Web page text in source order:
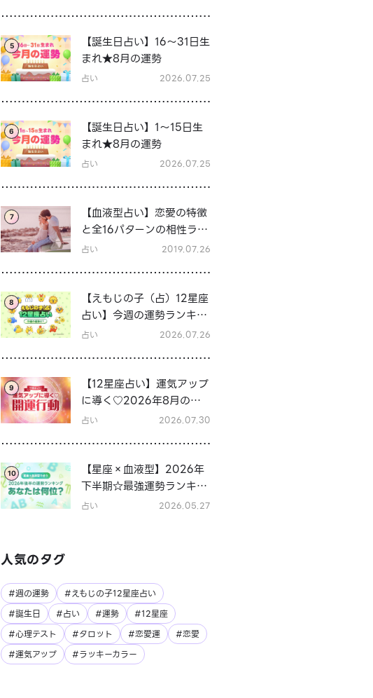
5
【誕生日占い】16～31日生
まれ★8月の運勢
占い 2026.07.25
6
【誕生日占い】1～15日生
まれ★8月の運勢
占い 2026.07.25
7
【血液型占い】恋愛の特徴
と全16パターンの相性ラン
キング＆シーン別の恋テク
占い 2019.07.26
8
【えもじの子（占）12星座
占い】今週の運勢ランキン
グ！7月27日～8月2日の運
占い 2026.07.26
9
【12星座占い】運気アップ
に導く♡2026年8月の開
運行動
占い 2026.07.30
10
【星座×血液型】2026年
下半期☆最強運勢ランキン
グ
占い 2026.05.27
人気のタグ
#週の運勢
#えもじの子12星座占い
#誕生日
#占い #運勢
#12星座
#心理テスト
#タロット #恋愛運
#恋愛
#運気アップ
#ラッキーカラー